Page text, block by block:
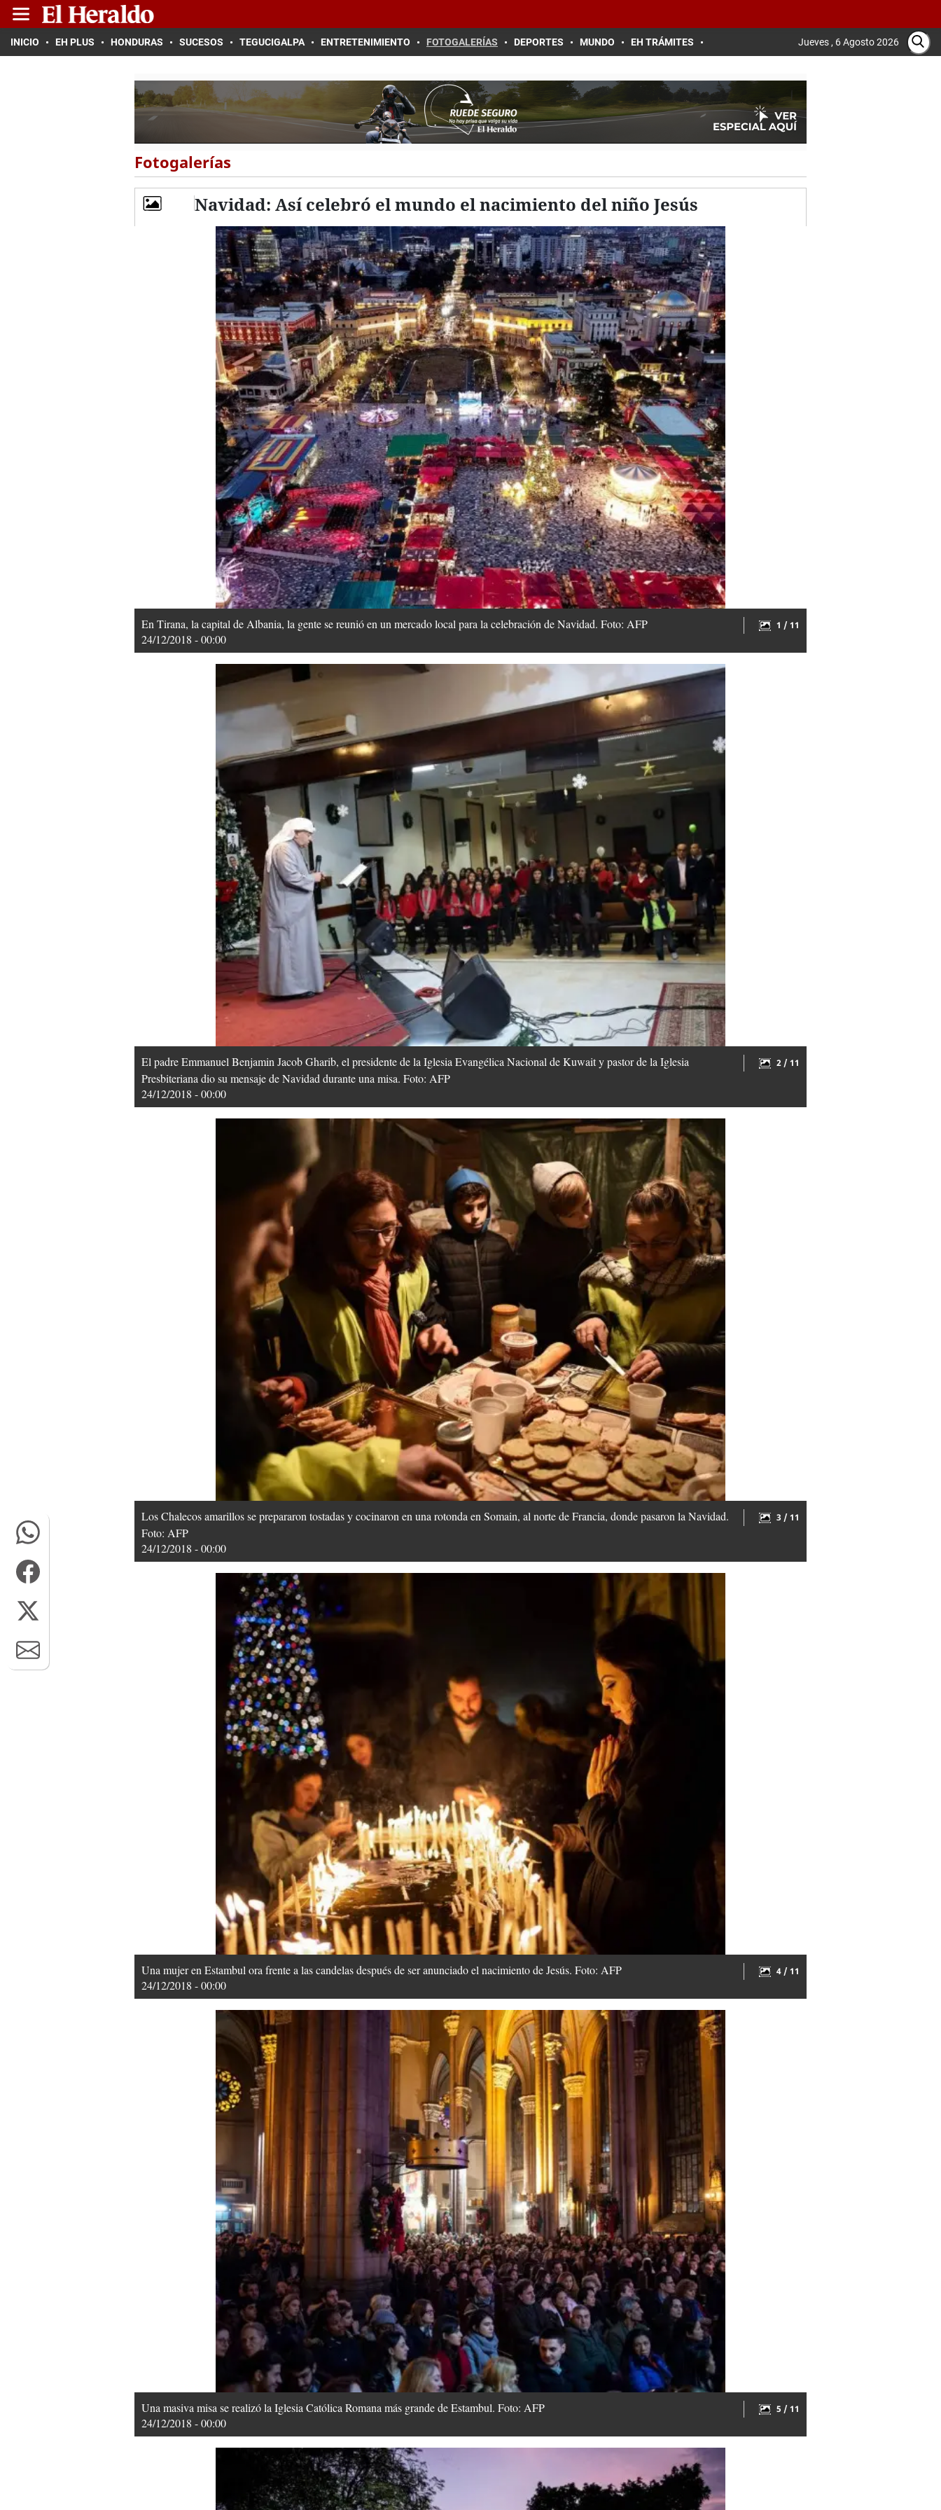
INICIO EH PLUS HONDURAS SUCESOS TEGUCIGALPA ENTRETENIMIENTO FOTOGALERÍAS DEPORTES MUNDO EH TRÁMITES Jueves , 6 Agosto 2026
Fotogalerías
Navidad: Así celebró el mundo el nacimiento del niño Jesús
En Tirana, la capital de Albania, la gente se reunió en un mercado local para la celebración de Navidad. Foto: AFP
24/12/2018 - 00:00
1 / 11
El padre Emmanuel Benjamin Jacob Gharib, el presidente de la Iglesia Evangélica Nacional de Kuwait y pastor de la Iglesia
Presbiteriana dio su mensaje de Navidad durante una misa. Foto: AFP
24/12/2018 - 00:00
2 / 11
Los Chalecos amarillos se prepararon tostadas y cocinaron en una rotonda en Somain, al norte de Francia, donde pasaron la Navidad.
Foto: AFP
24/12/2018 - 00:00
3 / 11
Una mujer en Estambul ora frente a las candelas después de ser anunciado el nacimiento de Jesús. Foto: AFP
24/12/2018 - 00:00
4 / 11
Una masiva misa se realizó la Iglesia Católica Romana más grande de Estambul. Foto: AFP
24/12/2018 - 00:00
5 / 11